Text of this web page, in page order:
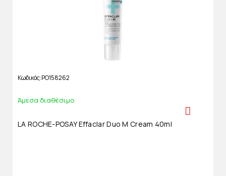
Κωδικός PO158262
Άμεσα διαθέσιμο
LA ROCHE-POSAY Effaclar Duo M Cream 40ml